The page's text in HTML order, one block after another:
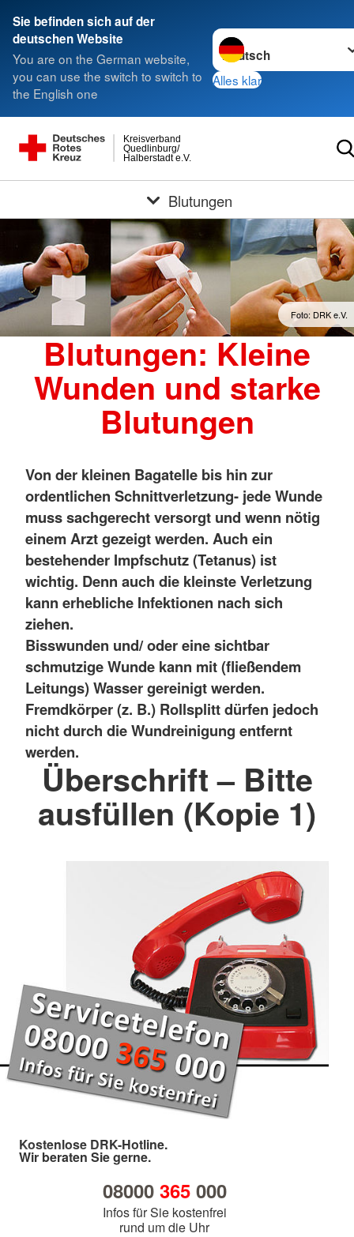
Sie befinden sich auf der
deutschen Website
You are on the German website,
you can use the switch to switch to
the English one
Sprache wechseln zu
Alles klar
Halberstadt e.V.
Quedlinburg/
Kreisverband
Blutungen
Foto: DRK e.V.
Blutungen: Kleine
Wunden und starke
Blutungen
Von der kleinen Bagatelle bis hin zur
ordentlichen Schnittverletzung- jede Wunde
muss sachgerecht versorgt und wenn nötig
einem Arzt gezeigt werden. Auch ein
bestehender Impfschutz (Tetanus) ist
wichtig. Denn auch die kleinste Verletzung
kann erhebliche Infektionen nach sich
ziehen.
Bisswunden und/ oder eine sichtbar
schmutzige Wunde kann mit (fließendem
Leitungs) Wasser gereinigt werden.
Fremdkörper (z. B.) Rollsplitt dürfen jedoch
nicht durch die Wundreinigung entfernt
werden.
Überschrift – Bitte
ausfüllen (Kopie 1)
Kostenlose DRK-Hotline.
Wir beraten Sie gerne.
08000 365000
Infos für Sie kostenfrei
rund um die Uhr